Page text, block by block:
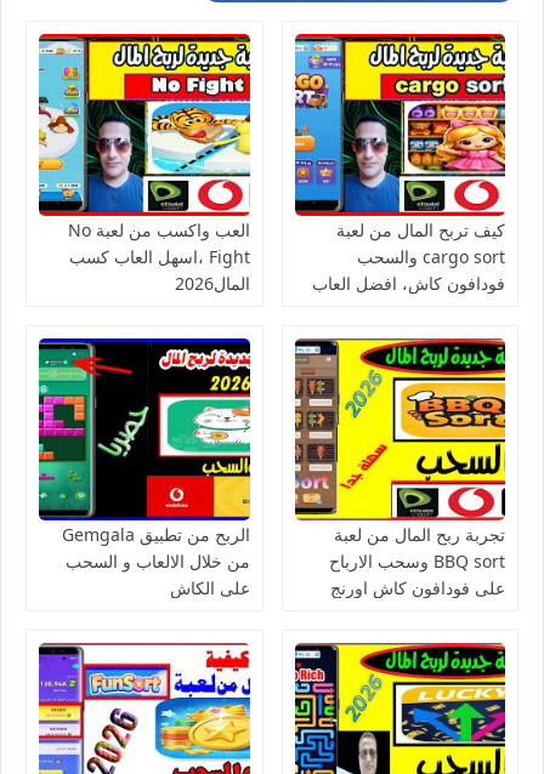
كيف تربح المال من لعبة
cargo sort والسحب
فودافون كاش، افضل العاب
العب واكسب من لعبة No
Fight ،اسهل العاب كسب
المال2026
تجربة ربح المال من لعبة
BBQ sort وسحب الارباح
على فودافون كاش اورنج
الربح من تطبيق Gemgala
من خلال الالعاب و السحب
على الكاش